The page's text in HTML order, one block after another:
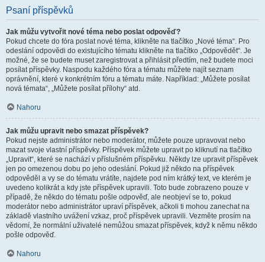
Psaní příspěvků
Jak můžu vytvořit nové téma nebo poslat odpověď?
Pokud chcete do fóra poslat nové téma, klikněte na tlačítko „Nové téma“. Pro
odeslání odpovědi do existujícího tématu klikněte na tlačítko „Odpovědět“. Je
možné, že se budete muset zaregistrovat a přihlásit předtím, než budete moci
posílat příspěvky. Naspodu každého fóra a tématu můžete najít seznam
oprávnění, které v konkrétním fóru a tématu máte. Například: „Můžete posílat
nová témata“, „Můžete posílat přílohy“ atd.
Nahoru
Jak můžu upravit nebo smazat příspěvek?
Pokud nejste administrátor nebo moderátor, můžete pouze upravovat nebo
mazat svoje vlastní příspěvky. Příspěvek můžete upravit po kliknutí na tlačítko
„Upravit“, které se nachází v příslušném příspěvku. Někdy lze upravit příspěvek
jen po omezenou dobu po jeho odeslání. Pokud již někdo na příspěvek
odpověděl a vy se do tématu vrátíte, najdete pod ním krátký text, ve kterém je
uvedeno kolikrát a kdy jste příspěvek upravili. Toto bude zobrazeno pouze v
případě, že někdo do tématu pošle odpověď, ale neobjeví se to, pokud
moderátor nebo administrátor upraví příspěvek, ačkoli ti mohou zanechat na
základě vlastního uvážení vzkaz, proč příspěvek upravili. Vezměte prosím na
vědomí, že normální uživatelé nemůžou smazat příspěvek, když k němu někdo
pošle odpověď.
Nahoru